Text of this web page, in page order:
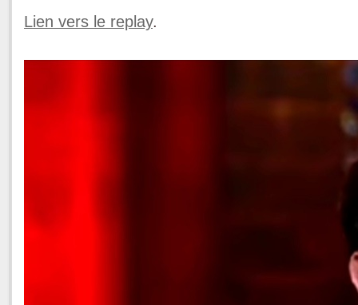
Lien vers le replay.